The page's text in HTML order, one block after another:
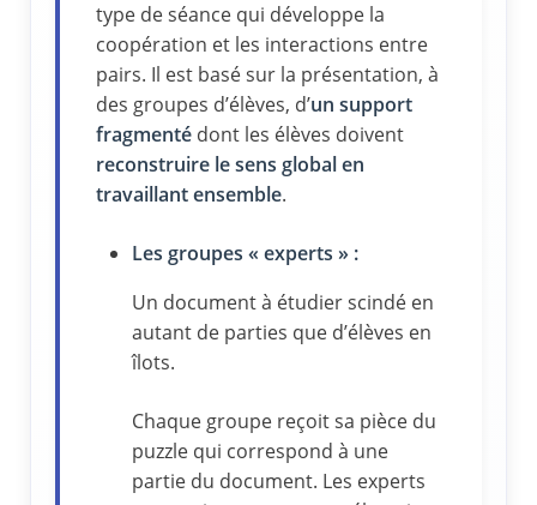
type de séance qui développe la
coopération et les interactions entre
pairs. Il est basé sur la présentation, à
des groupes d’élèves, d’un support
fragmenté dont les élèves doivent
reconstruire le sens global en
travaillant ensemble.
Les groupes « experts » :
Un document à étudier scindé en
autant de parties que d’élèves en
îlots.
Chaque groupe reçoit sa pièce du
puzzle qui correspond à une
partie du document. Les experts